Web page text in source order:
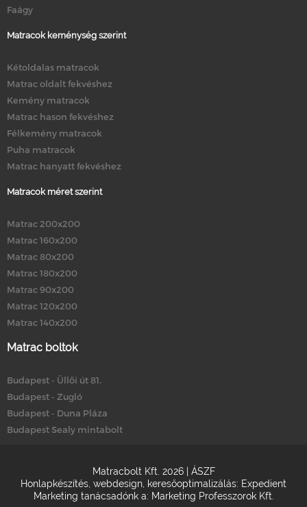
Faágy
Matracok keménység szerint
Kétoldalas matracok
Matrac oldalt fekvéshez
Kemény matracok
Matrac hason fekvéshez
Félkemény matracok
Puha matracok
Matrac hanyatt fekvéshez
Matracok méret szerint
Matrac 200x200
Matrac 160x200
Matrac 80x200
Matrac 180x200
Matrac 90x200
Matrac 120x200
Matrac 140x200
Matrac boltok
Budapest - Üllői út 81.
Budapest - Zugló
Budapest - Duna Pláza
Budapest Sealy mintabolt
Matracbolt Kft. 2026 | ÁSZF
Honlapkészítés webdesign keresőoptimalizálás: Expedient
Marketing tanácsadónk a: Marketing Professzorok Kft.